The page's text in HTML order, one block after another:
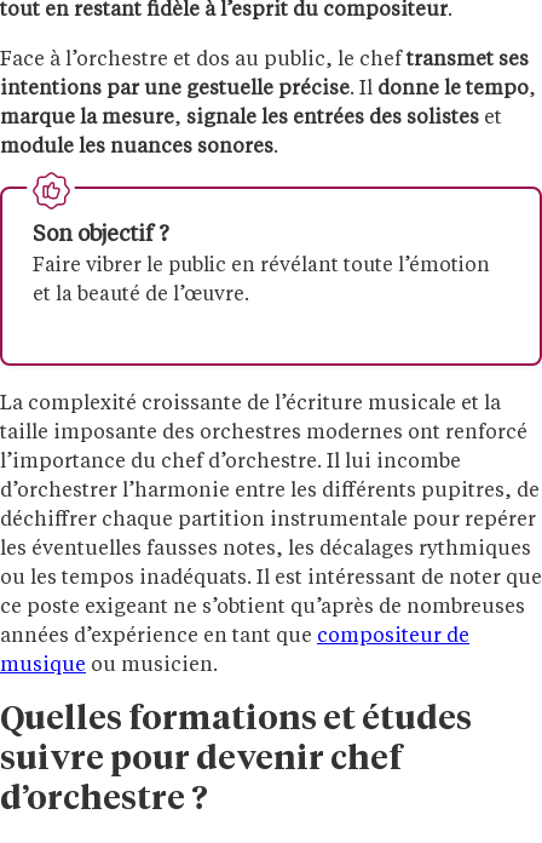
tout en restant fidèle à l’esprit du compositeur.
Face à l’orchestre et dos au public, le cheftransmet ses
intentions par une gestuelle précise. Il donne le tempo,
marque la mesure, signale les entrées des solistes et
module les nuances sonores.
Son objectif ?
Faire vibrer le public en révélant toute l’émotion
et la beauté de l’œuvre.
La complexité croissante de l’écriture musicale et la
taille imposante des orchestres modernes ont renforcé
l’importance du chef d’orchestre. Il lui incombe
d’orchestrer l’harmonie entre les différents pupitres, de
déchiffrer chaque partition instrumentale pour repérer
les éventuelles fausses notes, les décalages rythmiques
ou les tempos inadéquats. Il est intéressant de noter que
ce poste exigeant ne s’obtient qu’après de nombreuses
années d’expérience en tant que compositeur de
musique ou musicien.
Quelles formations et études
suivre pour devenir chef
d’orchestre ?